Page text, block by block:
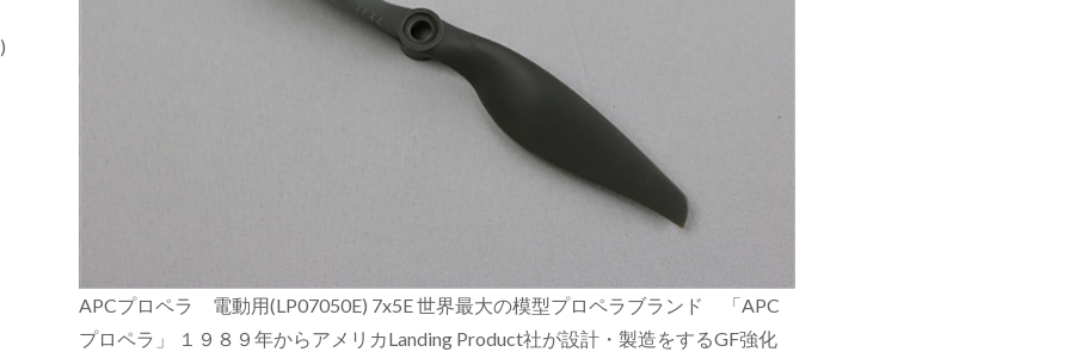
APCプロペラ 電動用(LP07050E) 7x5E 世界最大の模型プロペラブランド 「APC
プロペラ」 １９８９年からアメリカLanding Product社が設計・製造をするGF強化